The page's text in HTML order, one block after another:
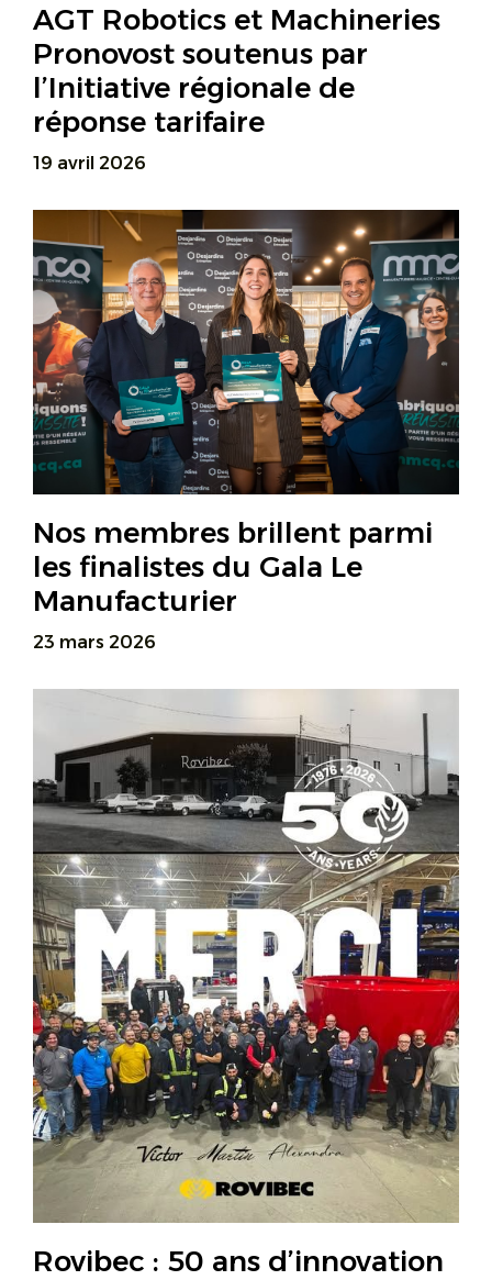
AGT Robotics et Machineries
Pronovost soutenus par
l’Initiative régionale de
réponse tarifaire
19 avril 2026
Nos membres brillent parmi
les finalistes du Gala Le
Manufacturier
23 mars 2026
Rovibec : 50 ans d’innovation